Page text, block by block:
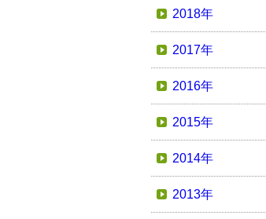
2018年
2017年
2016年
2015年
2014年
2013年